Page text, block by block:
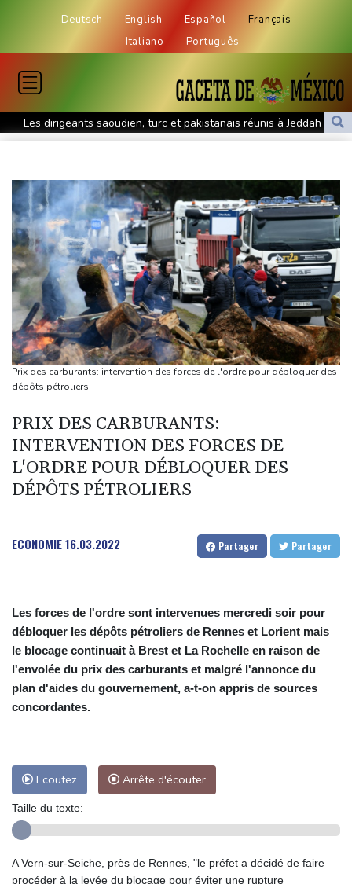
Deutsch English Español
Français
Italiano
Português
Les dirigeants saoudien, turc et pakistanais réunis à Jeddah pour
sceller un accord de défense
Studios en Californie
En Afrique du Sud, après l'exil massif de migrants, la pénurie de
main-d'œuvre
Dans l'Ukraine post-remaniement, la révolution des drones
poursuit sa route
Présidentielle: la France "ne tolérera aucune tentative
d'ingérence étrangère", prévient le chef de la diplomatie
A New York, le souvenir d'un Tibétain en exil immolé par le feu
La Bourse de Paris toujours en hausse au-dessus des 8.700
points
proches du touriste franco-argentin
Les Bourses européennes en hausse dans l'attente de l'emploi
américain
Au Royaume-Uni, la sécheresse des terres agricoles menace la
Prix des carburants: intervention des forces de l'ordre pour débloquer des
dépôts pétroliers
PRIX DES CARBURANTS:
INTERVENTION DES FORCES DE
L'ORDRE POUR DÉBLOQUER DES
DÉPÔTS PÉTROLIERS
ECONOMIE16.03.2022 Partager Partager
Les forces de l'ordre sont intervenues mercredi soir pour
débloquer les dépôts pétroliers de Rennes et Lorient mais
le blocage continuait à Brest et La Rochelle en raison de
l'envolée du prix des carburants et malgré l'annonce du
plan d'aides du gouvernement, a-t-on appris de sources
concordantes.
Ecoutez Arrête d'écouter
Taille du texte:
A Vern-sur-Seiche, près de Rennes, "le préfet a décidé de faire
procéder à la levée du blocage pour éviter une rupture